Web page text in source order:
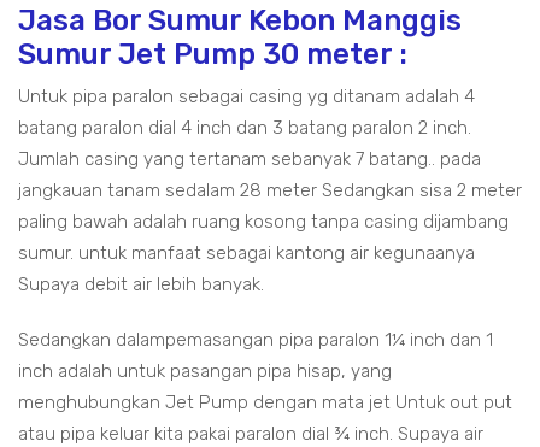
Jasa Bor Sumur Kebon Manggis
Sumur Jet Pump 30 meter :
Untuk pipa paralon sebagai casing yg ditanam adalah 4
batang paralon dial 4 inch dan 3 batang paralon 2 inch.
Jumlah casing yang tertanam sebanyak 7 batang.. pada
jangkauan tanam sedalam 28 meter Sedangkan sisa 2 meter
paling bawah adalah ruang kosong tanpa casing dijambang
sumur. untuk manfaat sebagai kantong air kegunaanya
Supaya debit air lebih banyak.
Sedangkan dalampemasangan pipa paralon 1¼ inch dan 1
inch adalah untuk pasangan pipa hisap, yang
menghubungkan Jet Pump dengan mata jet Untuk out put
atau pipa keluar kita pakai paralon dial ¾ inch. Supaya air